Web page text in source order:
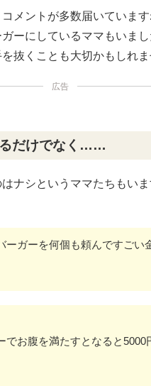
メントが多数届いていま
ーにしているママもいま
抜くことも大切かもしれま
広告
るだけでなく……
ナシというママたちもい
ーガーを何個も頼んですごい
でお腹を満たすとなると